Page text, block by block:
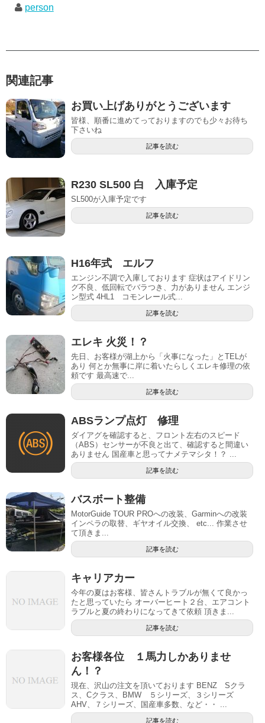
person
関連記事
お買い上げありがとうございます
皆様、順番に進めてっておりますのでも少々お待ち
下さいね
記事を読む
R230 SL500 白 入庫予定
SL500が入庫予定です
記事を読む
H16年式 エルフ
エンジン不調で入庫しております 症状はアイドリン
グ不良、低回転でバラつき、力がありません エンジ
ン型式 4HL1 コモンレール式...
記事を読む
エレキ 火災！？
先日、お客様が湖上から「火事になった」とTELが
あり 何とか無事に岸に着いたらしくエレキ修理の依
頼です 最高速で...
記事を読む
ABSランプ点灯 修理
ダイアグを確認すると、フロント左右のスピード
（ABS）センサーが不良と出て、確認すると間違い
ありません 国産車と思ってナメテマシタ！？ ...
記事を読む
バスボート整備
MotorGuide TOUR PROへの改装、Garminへの改装
インペラの取替、ギヤオイル交換、 etc... 作業させ
て頂きま...
記事を読む
キャリアカー
今年の夏はお客様、皆さんトラブルが無くて良かっ
たと思っていたら オーバーヒート２台、エアコント
ラブルと夏の終わりになってきて依頼 頂きま...
記事を読む
お客様各位 １馬力しかありませ
ん！？
現在、沢山の注文を頂いております BENZ Sクラ
ス、Cクラス、BMW ５シリーズ、３シリーズ
AHV、７シリーズ、国産車多数、など・・ ...
記事を読む